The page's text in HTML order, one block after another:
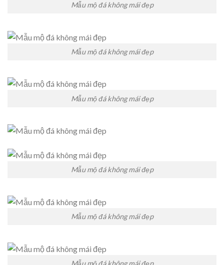
Mẫu mộ đá không mái đẹp
Mẫu mộ đá không mái đẹp
Mẫu mộ đá không mái đẹp
Mẫu mộ đá không mái đẹp
Mẫu mộ đá không mái đẹp